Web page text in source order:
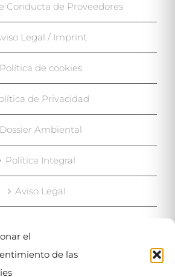
el
de las
Conducta de Proveedores
Legal / Imprint
Política de cookies
de Privacidad
Dossier Ambiental
Política Integral
Aviso Legal